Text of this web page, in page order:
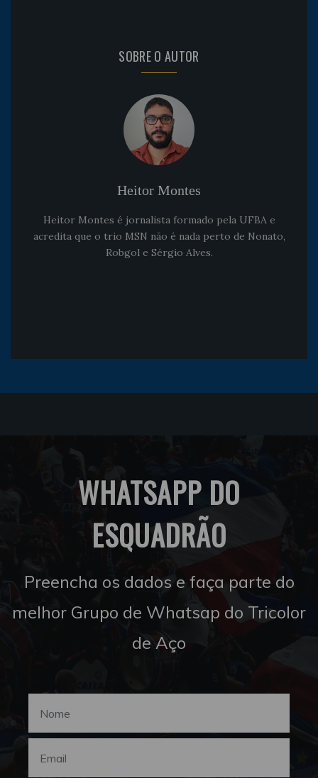
SOBRE O AUTOR
Heitor Montes
Heitor Montes é jornalista formado pela UFBA e
acredita que o trio MSN não é nada perto de Nonato,
Robgol e Sérgio Alves.
WHATSAPP DO
ESQUADRÃO
Preencha os dados e faça parte do
melhor Grupo de Whatsap do Tricolor
de Aço